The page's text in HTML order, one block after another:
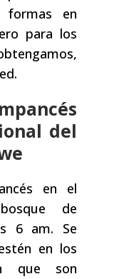
formas en
para los
del
en el
de
6 am. Se
en los
que son